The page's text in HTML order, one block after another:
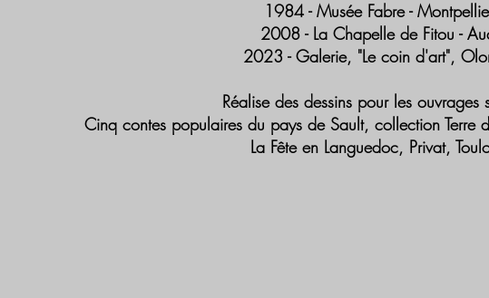
1984 - Musée Fabre -
2008 - La Chapelle de Fitou -
2023 - Galerie, "Le coin d'art",
Réalise des dessins pour les ouvrages
Cinq contes populaires du pays de Sault, collection Terre
La Fête en Languedoc, Privat,